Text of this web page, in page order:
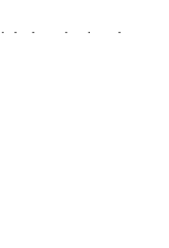
I taková